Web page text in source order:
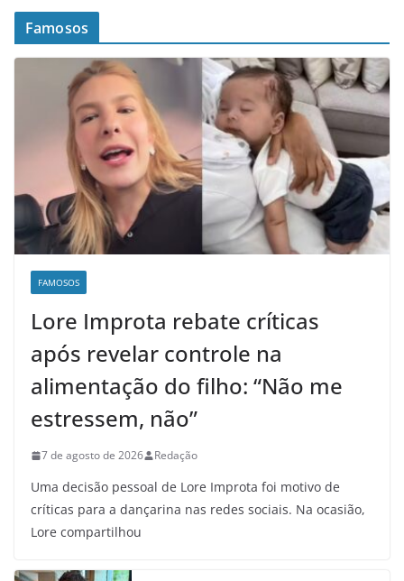
Famosos
FAMOSOS
Lore Improta rebate críticas
após revelar controle na
alimentação do filho: “Não me
estressem, não”
7 de agosto de 2026 Redação
Uma decisão pessoal de Lore Improta foi motivo de
críticas para a dançarina nas redes sociais. Na ocasião,
Lore compartilhou